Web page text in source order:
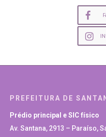
PREFEITURA DE
Prédio principal e SIC físico
Av. Santana, 2913 – Paraíso,